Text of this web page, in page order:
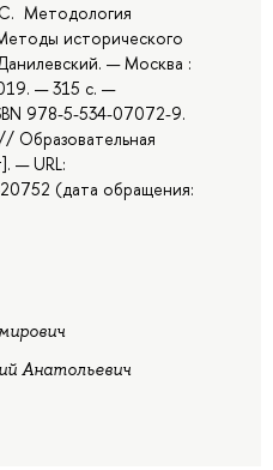
Методология
исторического
— Москва :
— 315 с. —
978-5-534-07072-9.
Образовательная
— URL:
(дата обращения:
Анатольевич